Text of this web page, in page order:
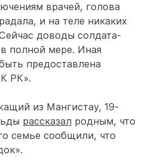
врачей, голова
и на теле никаких
доводы солдата-
полной мере. Иная
предоставлена
РК».
из Мангистау, 19-
рассказал родным, что
семье сообщили, что